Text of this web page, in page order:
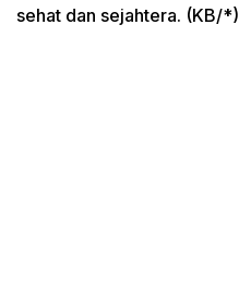
sehat dan sejahtera. (KB/*)